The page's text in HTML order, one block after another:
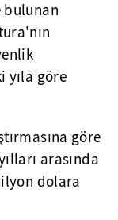
bulunan
yıla göre
göre
arasında
dolara